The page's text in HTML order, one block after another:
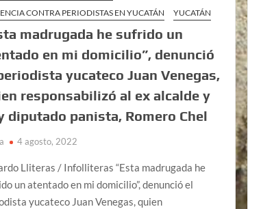
CONTRA PERIODISTAS EN YUCATÁN
YUCATÁN
madrugada he sufrido un
en mi domicilio”, denunció
yucateco Juan Venegas,
responsabilizó al ex alcalde y
diputado panista, Romero Chel
4 agosto, 2022
Lliteras / Infolliteras “Esta madrugada he
un atentado en mi domicilio”, denunció el
yucateco Juan Venegas, quien